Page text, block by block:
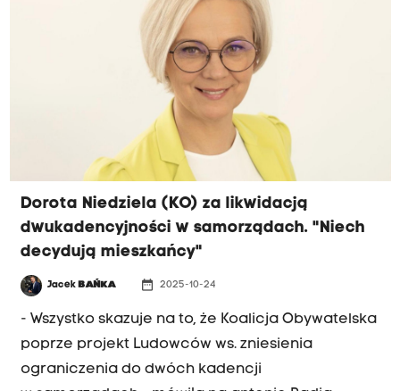
referendum. 27 stycznia zostało złożone
powiadomienie w sprawie podjęcia inicjatywy
przeprowadzenia referendum w sprawie
odwołania Prezydenta Miasta Krakowa i Rady
Miasta Krakowa przed upływem kadencji.
Organizatorzy akcji referendalnej nadal zbierają
podpisy pod wnioskiem o referendum. Żeby do
niego doszło, muszą zebrać około 58 tysięcy
podpisów mieszkańców Krakowa. Mają czas do
połowy marca.
Dorota Niedziela (KO) za likwidacją
dwukadencyjności w samorządach. "Niech
decydują mieszkańcy"
Jacek BAŃKA date_range 2025-10-24
- Wszystko skazuje na to, że Koalicja Obywatelska
poprze projekt Ludowców ws. zniesienia
ograniczenia do dwóch kadencji